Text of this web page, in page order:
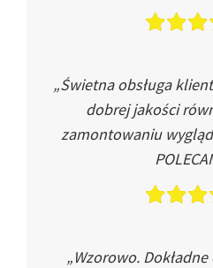
„Świetna obsługa
dobrej jakości
zamontowaniu
„Wzorowo.